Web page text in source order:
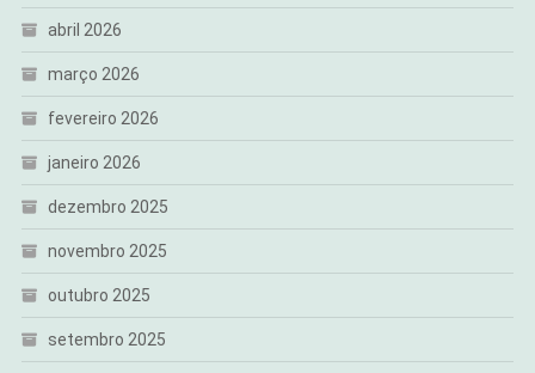
abril 2026
março 2026
fevereiro 2026
janeiro 2026
dezembro 2025
novembro 2025
outubro 2025
setembro 2025